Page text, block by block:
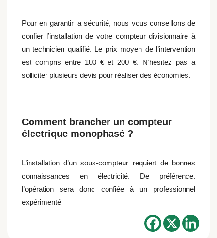
Pour en garantir la sécurité, nous vous conseillons de
confier l’installation de votre compteur divisionnaire à
un technicien qualifié. Le prix moyen de l’intervention
est compris entre 100 € et 200 €. N’hésitez pas à
solliciter plusieurs devis pour réaliser des économies.
Comment brancher un compteur
électrique monophasé ?
L’installation d’un sous-compteur requiert de bonnes
connaissances en électricité. De préférence,
l’opération sera donc confiée à un professionnel
expérimenté.